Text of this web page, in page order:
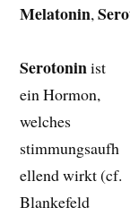
Melatonin,
Serotoninist
ein Hormon,
welches
stimmungsaufh
ellend wirkt (cf.
Blankefeld